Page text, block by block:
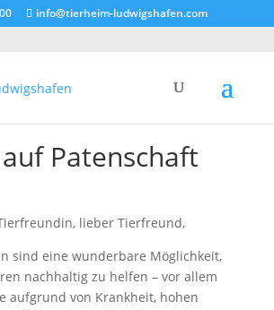
info@tierheim-ludwigshafen.com
Patenschaft
lieber Tierfreund,
sind eine wunderbare Möglichkeit,
nachhaltig zu helfen – vor allem
aufgrund von Krankheit, hohen